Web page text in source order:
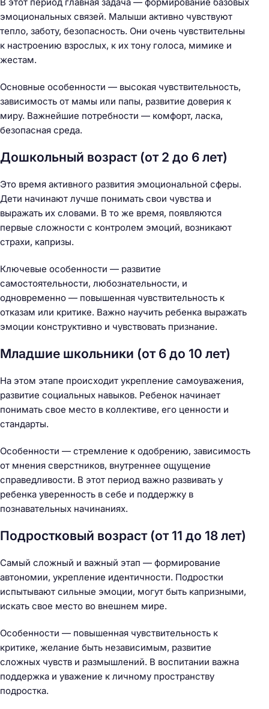
эмоциональных связей. Малыши активно чувствуют
тепло, заботу, безопасность. Они очень чувствительны
к настроению взрослых, к их тону голоса, мимике и
жестам.
Основные особенности — высокая чувствительность,
зависимость от мамы или папы, развитие доверия к
миру. Важнейшие потребности — комфорт, ласка,
безопасная среда.
Дошкольный возраст (от 2 до 6 лет)
Это время активного развития эмоциональной сферы.
Дети начинают лучше понимать свои чувства и
выражать их словами. В то же время, появляются
первые сложности с контролем эмоций, возникают
страхи, капризы.
Ключевые особенности — развитие
самостоятельности, любознательности, и
одновременно — повышенная чувствительность к
отказам или критике. Важно научить ребенка выражать
эмоции конструктивно и чувствовать признание.
Младшие школьники (от 6 до 10 лет)
На этом этапе происходит укрепление самоуважения,
развитие социальных навыков. Ребенок начинает
понимать свое место в коллективе, его ценности и
стандарты.
Особенности — стремление к одобрению, зависимость
от мнения сверстников, внутреннее ощущение
справедливости. В этот период важно развивать у
ребенка уверенность в себе и поддержку в
познавательных начинаниях.
Подростковый возраст (от 11 до 18 лет)
Самый сложный и важный этап — формирование
автономии, укрепление идентичности. Подростки
испытывают сильные эмоции, могут быть капризными,
искать свое место во внешнем мире.
Особенности — повышенная чувствительность к
критике, желание быть независимым, развитие
сложных чувств и размышлений. В воспитании важна
поддержка и уважение к личному пространству
подростка.